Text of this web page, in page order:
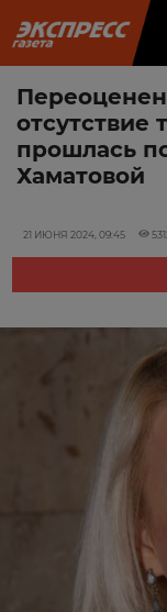
отсутствие
прошлась
Хаматовой
21 ИЮНЯ 2024, 09:45